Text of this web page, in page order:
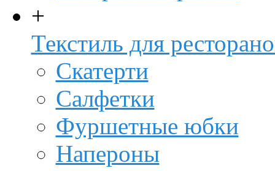
+
Текстиль для
Скатерти
Салфетки
Фуршетные юбки
Напероны